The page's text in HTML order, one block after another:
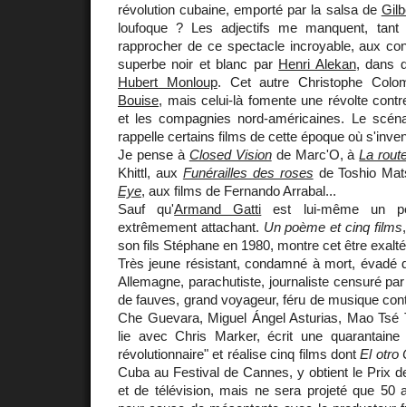
révolution cubaine, emporté par la salsa de
loufoque ? Les adjectifs me manquent,
rapprocher de ce spectacle incroyable, aux
superbe noir et blanc par Henri Alekan, dans
Hubert Monloup. Cet autre Christophe
Bouise, mais celui-là fomente une révolte
et les compagnies nord-américaines. Le
rappelle certains films de cette époque où
Je pense à Closed Visionde Marc'O, àLa
Khittl, aux Funérailles des roses de Toshio
Eye, aux films de Fernando Arrabal...
Sauf qu'Armand Gatti est lui-même un
extrêmement attachant. Un poème et cinq films
son fils Stéphane en 1980, montre cet être
Très jeune résistant, condamné à mort, évadé
Allemagne, parachutiste, journaliste censuré
de fauves, grand voyageur, féru de musique
Che Guevara, Miguel Ángel Asturias, Mao Tsé
lie avec Chris Marker, écrit une
révolutionnaire" et réalise cinq films dontEl otro
Cuba au Festival de Cannes, y obtient le Prix
et de télévision, mais ne sera projeté que 50